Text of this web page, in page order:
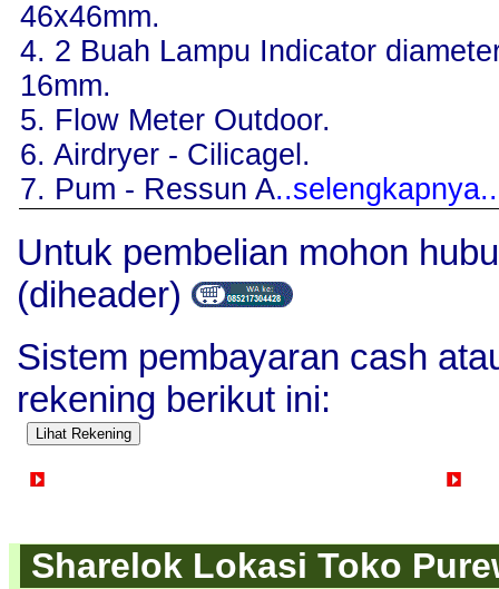
46x46mm.
4. 2 Buah Lampu Indicator
16mm.
5. Flow Meter Outdoor.
6. Airdryer - Cilicagel.
7. Pum - Ressun A..selengkapnya..
Untuk pembelian mohon
(diheader)
Sistem pembayaran cash
rekening berikut ini:
Sharelok Lokasi Toko